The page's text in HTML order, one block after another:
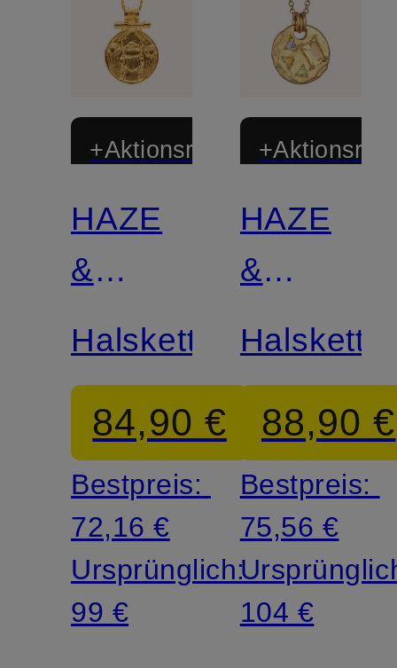
+Aktionsrabatt
HAZE
&
GLORY
Halskette
84,90 €
Bestpreis:
72,16 €
Ursprünglich:
99 €
HAZE
&
GLORY
Halskette
88,90 €
Bestpreis:
75,56 €
104 €